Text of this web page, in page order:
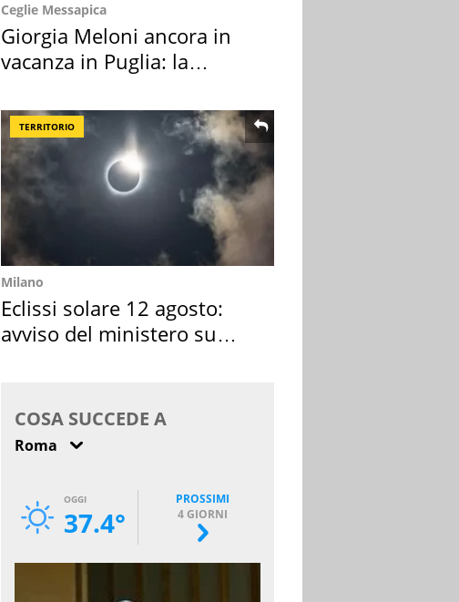
Ceglie Messapica
Giorgia Meloni ancora in
vacanza in Puglia: la
TERRITORIO
Milano
Eclissi solare 12 agosto:
avviso del ministero su